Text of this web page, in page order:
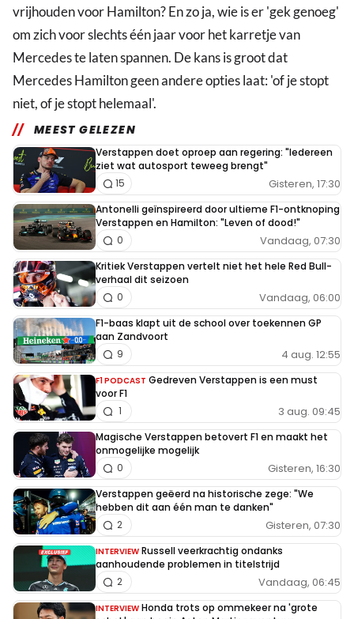
vrijhouden voor Hamilton? En zo ja, wie is er 'gek genoeg'
om zich voor slechts één jaar voor het karretje van
Mercedes te laten spannen. De kans is groot dat
Mercedes Hamilton geen andere opties laat: 'of je stopt
niet, of je stopt helemaal'.
MEEST GELEZEN
Verstappen doet oproep aan regering: "Iedereen
ziet wat autosport teweeg brengt"
Gisteren, 17:30
15
Antonelli geïnspireerd door ultieme F1-ontknoping
Verstappen en Hamilton: "Leven of dood!"
Vandaag, 07:30
0
Kritiek Verstappen vertelt niet het hele Red Bull-
verhaal dit seizoen
Vandaag, 06:00
0
F1-baas klapt uit de school over toekennen GP
aan Zandvoort
4 aug. 12:55
9
F1 PODCAST Gedreven Verstappen is een must
voor F1
3 aug. 09:45
1
Magische Verstappen betovert F1 en maakt het
onmogelijke mogelijk
Gisteren, 16:30
0
Verstappen geëerd na historische zege: "We
hebben dit aan één man te danken"
Gisteren, 07:30
2
INTERVIEW Russell veerkrachtig ondanks
aanhoudende problemen in titelstrijd
Vandaag, 06:45
2
INTERVIEW Honda trots op ommekeer na 'grote